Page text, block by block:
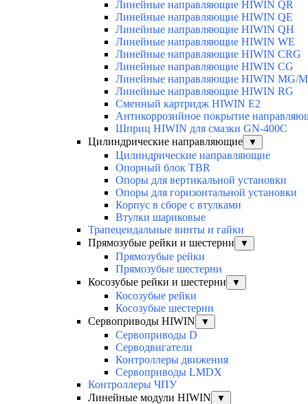
Линейные направляющие HIWIN QR
Линейные направляющие HIWIN QE
Линейные направляющие HIWIN QH
Линейные направляющие HIWIN WE
Линейные направляющие HIWIN CRG
Линейные направляющие HIWIN CG
Линейные направляющие HIWIN MG/
Линейные направляющие HIWIN RG
Сменный картридж HIWIN E2
Антикоррозийное покрытие
Шприц HIWIN для смазки GN-400C
Цилиндрические направляющие
▼
Цилиндрические направляющие
Опорный блок TBR
Опоры для вертикальной установки
Опоры для горизонтальной установки
Корпус в сборе с втулками
Втулки шариковые
Трапецеидальные винты и гайки
Прямозубые рейки и шестерни
▼
Прямозубые рейки
Прямозубые шестерни
Косозубые рейки и шестерни
▼
Косозубые рейки
Косозубые шестерни
Сервоприводы HIWIN
▼
Сервоприводы D
Серводвигатели
Контроллеры движения
Сервоприводы LMDX
Контроллеры ЧПУ
Линейные модули HIWIN
▼